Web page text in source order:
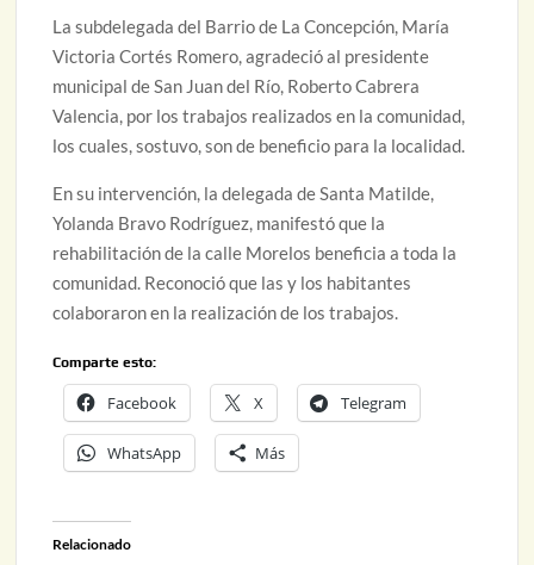
La subdelegada del Barrio de La Concepción, María
Victoria Cortés Romero, agradeció al presidente
municipal de San Juan del Río, Roberto Cabrera
Valencia, por los trabajos realizados en la comunidad,
los cuales, sostuvo, son de beneficio para la localidad.
En su intervención, la delegada de Santa Matilde,
Yolanda Bravo Rodríguez, manifestó que la
rehabilitación de la calle Morelos beneficia a toda la
comunidad. Reconoció que las y los habitantes
colaboraron en la realización de los trabajos.
Comparte esto:
Facebook X Telegram
WhatsApp Más
Relacionado